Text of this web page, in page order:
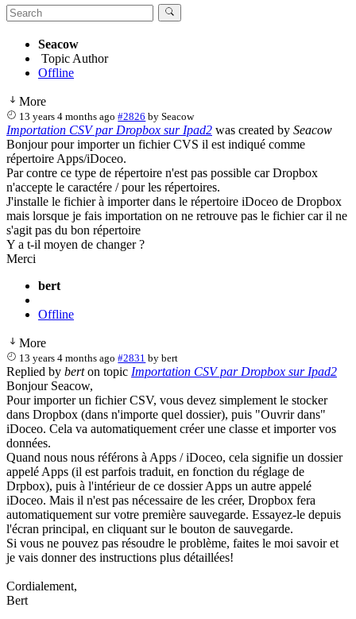
Seacow
Topic Author
Offline
More
13 years 4 months ago #2826 bySeacow
Importation CSV par Dropbox sur Ipad2 was created by Seacow
Bonjour pour importer un fichier CVS il est indiqué comme
répertoire Apps/iDoceo.
Par contre ce type de répertoire n'est pas possible car Dropbox
n'accepte le caractére / pour les répertoires.
J'installe le fichier à importer dans le répertoire iDoceo de Dropbox
mais lorsque je fais importation on ne retrouve pas le fichier car il ne
s'agit pas du bon répertoire
Y a t-il moyen de changer ?
Merci
bert
Offline
More
13 years 4 months ago #2831 bybert
Replied by berton topic Importation CSV par Dropbox sur Ipad2
Bonjour Seacow,
Pour importer un fichier CSV, vous devez simplement le stocker
dans Dropbox (dans n'importe quel dossier), puis "Ouvrir dans"
iDoceo. Cela va automatiquement créer une classe et importer vos
données.
Quand nous nous référons à Apps / iDoceo, cela signifie un dossier
appelé Apps (il est parfois traduit, en fonction du réglage de
Drpbox), puis à l'intérieur de ce dossier Apps un autre appelé
iDoceo. Mais il n'est pas nécessaire de les créer, Dropbox fera
automatiquement sur ​​votre première sauvegarde. Essayez-le depuis
l'écran principal, en cliquant sur le bouton de sauvegarde.
Si vous ne pouvez pas résoudre le problème, faites le moi savoir et
je vais donner des instructions plus détaillées!
Cordialement,
Bert